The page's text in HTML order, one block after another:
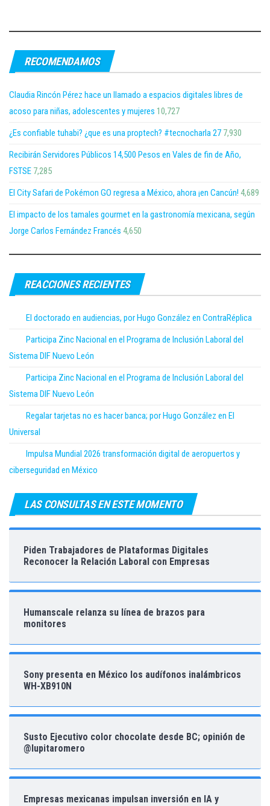
RECOMENDAMOS
Claudia Rincón Pérez hace un llamado a espacios digitales libres de
acoso para niñas, adolescentes y mujeres 10,727
¿Es confiable tuhabi? ¿que es una proptech? #tecnocharla 27 7,930
Recibirán Servidores Públicos 14,500 Pesos en Vales de fin de Año,
FSTSE 7,285
El City Safari de Pokémon GO regresa a México, ahora ¡en Cancún! 4,689
El impacto de los tamales gourmet en la gastronomía mexicana, según
Jorge Carlos Fernández Francés 4,650
REACCIONES RECIENTES
El doctorado en audiencias, por Hugo González en ContraRéplica
Participa Zinc Nacional en el Programa de Inclusión Laboral del
Sistema DIF Nuevo León
Participa Zinc Nacional en el Programa de Inclusión Laboral del
Sistema DIF Nuevo León
Regalar tarjetas no es hacer banca; por Hugo González en El
Universal
Impulsa Mundial 2026 transformación digital de aeropuertos y
ciberseguridad en México
LAS CONSULTAS EN ESTE MOMENTO
Piden Trabajadores de Plataformas Digitales
Reconocer la Relación Laboral con Empresas
Humanscale relanza su línea de brazos para
monitores
Sony presenta en México los audífonos inalámbricos
WH-XB910N
Susto Ejecutivo color chocolate desde BC; opinión de
@lupitaromero
Empresas mexicanas impulsan inversión en IA y